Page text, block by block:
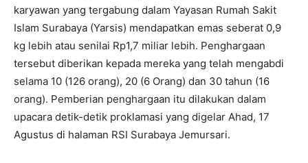
karyawan yang tergabung dalam Yayasan Rumah Sakit
Islam Surabaya (Yarsis) mendapatkan emas seberat 0,9
kg lebih atau senilai Rp1,7 miliar lebih. Penghargaan
tersebut diberikan kepada mereka yang telah mengabdi
selama 10 (126 orang), 20 (6 Orang) dan 30 tahun (16
orang). Pemberian penghargaan itu dilakukan dalam
upacara detik-detik proklamasi yang digelar Ahad, 17
Agustus di halaman RSI Surabaya Jemursari.